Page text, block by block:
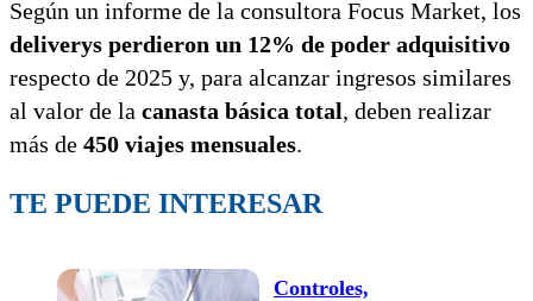
Según un informe de la consultora Focus Market, los
deliverys perdieron un 12% de poder adquisitivo
respecto de 2025 y, para alcanzar ingresos similares
al valor de la canasta básica total, deben realizar
más de 450 viajes mensuales.
TE PUEDE INTERESAR
Controles,